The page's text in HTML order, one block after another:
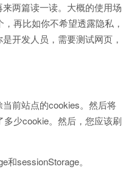
两篇读一读。大概的使用场
再比如你不希望透露隐私，
开发人员，需要测试网页，
前站点的cookies。然后将
少cookie。然后，您应该刷
和sessionStorage。